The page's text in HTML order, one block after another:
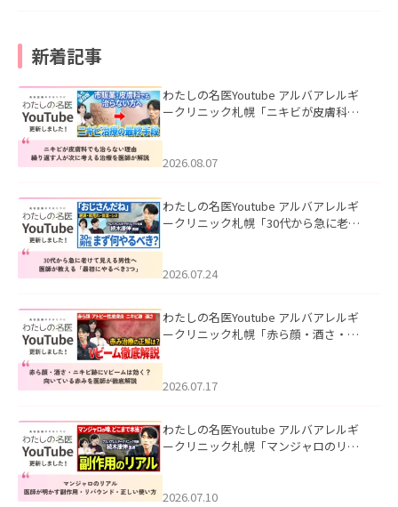
新着記事
わたしの名医Youtube アルバアレルギ
ークリニック札幌「ニキビが皮膚科で
ました。
2026.08.07
わたしの名医Youtube アルバアレルギ
ークリニック札幌「30代から急に老け
た。
2026.07.24
わたしの名医Youtube アルバアレルギ
ークリニック札幌「赤ら顔・酒さ・ニ
した。
2026.07.17
わたしの名医Youtube アルバアレルギ
ークリニック札幌「マンジャロのリア
た。
2026.07.10